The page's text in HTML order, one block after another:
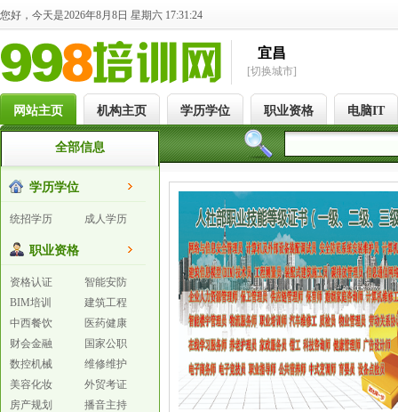
您好，今天是2026年8月8日 星期六 17:31:24
宜昌
[切换城市]
网站主页 机构主页 学历学位 职业资格 电脑IT
全部信息
学历学位
统招学历 成人学历
职业资格
资格认证
智能安防
BIM培训
建筑工程
中西餐饮
医药健康
财会金融
国家公职
数控机械
维修维护
美容化妆
外贸考证
房产规划
播音主持